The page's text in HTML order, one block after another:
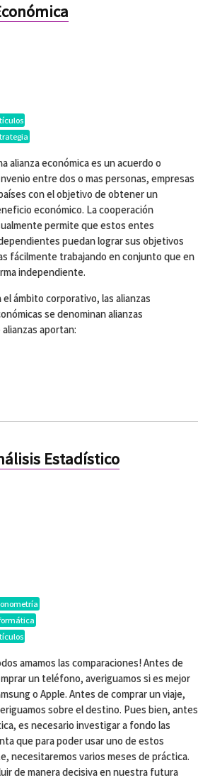
alianza económica es un acuerdo o
entre dos o mas personas, empresas
con el objetivo de obtener un
económico. La cooperación
permite que estos entes
puedan lograr sus objetivos
fácilmente trabajando en conjunto que en
independiente.
el ámbito corporativo, las alianzas
se denominan alianzas
aportan:
Estadístico
amamos las comparaciones! Antes de
un teléfono, averiguamos si es mejor
o Apple. Antes de comprar un viaje,
sobre el destino. Pues bien, antes
es necesario investigar a fondo las
que para poder usar uno de estos
necesitaremos varios meses de práctica.
de manera decisiva en nuestra futura